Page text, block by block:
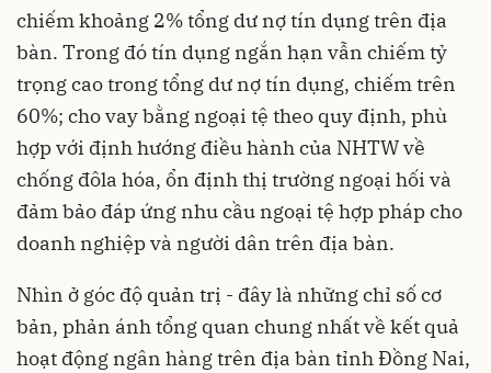
chiếm khoảng 2% tổng dư nợ tín dụng trên địa
bàn. Trong đó tín dụng ngắn hạn vẫn chiếm tỷ
trọng cao trong tổng dư nợ tín dụng, chiếm trên
60%; cho vay bằng ngoại tệ theo quy định, phù
hợp với định hướng điều hành của NHTW về
chống đôla hóa, ổn định thị trường ngoại hối và
đảm bảo đáp ứng nhu cầu ngoại tệ hợp pháp cho
doanh nghiệp và người dân trên địa bàn.
Nhìn ở góc độ quản trị - đây là những chỉ số cơ
bản, phản ánh tổng quan chung nhất về kết quả
hoạt động ngân hàng trên địa bàn tỉnh Đồng Nai,